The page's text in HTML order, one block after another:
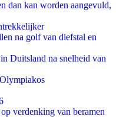
dan kan worden aangevuld,
na golf van diefstal en
Duitsland na snelheid van
verdenking van beramen